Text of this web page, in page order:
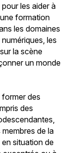
les aider à
formation
les domaines
les
la scène
un monde
des
des
de la
situation de